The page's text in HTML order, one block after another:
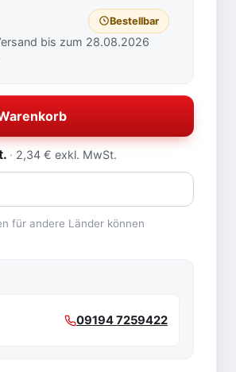
Bestellbar
bis zum 28.08.2026
2,34 € exkl. MwSt.
für andere Länder können
09194 7259422